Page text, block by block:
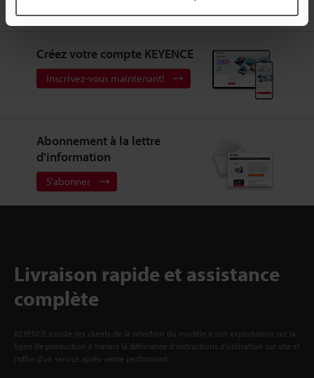
Téléchargements
Créez votre compte KEYENCE
Inscrivez-vous maintenant!
Abonnement à la lettre
d'information
S'abonner
Livraison rapide et assistance
complète
KEYENCE assiste ses clients de la sélection du modèle à son exploitation sur la
ligne de production à travers la délivrance d'instructions d'utilisation sur site et
l'offre d'un service après-vente performant.